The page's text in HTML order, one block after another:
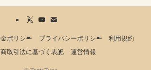
ポリシー プライバシーポリシー
利用規約
取引法に基づく表記
運営情報